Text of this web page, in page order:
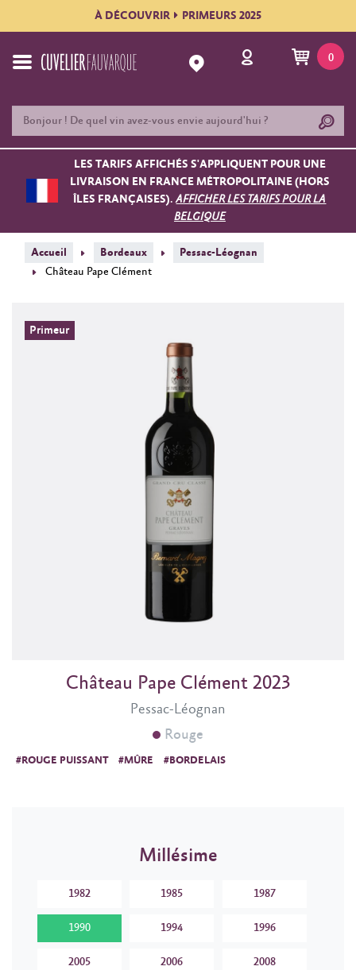
À DÉCOUVRIR PRIMEURS 2025
0
LES TARIFS AFFICHÉS S'APPLIQUENT POUR UNE
LIVRAISON EN FRANCE MÉTROPOLITAINE (HORS
ÎLES FRANÇAISES).AFFICHER LES TARIFS POUR LA
BELGIQUE
Accueil Bordeaux
Pessac-Léognan
Château Pape Clément
Primeur
Pessac-Léognan
Château Pape Clément 2023
Rouge
#ROUGE PUISSANT #MÛRE #BORDELAIS
Millésime
1982 1985 1987
1990 1994 1996
2005 2006 2008